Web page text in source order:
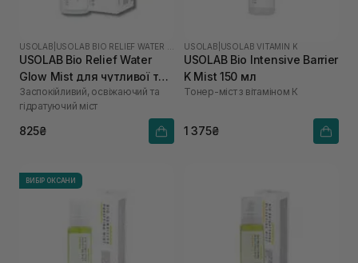
USOLAB
USOLAB Bio Relief Water
Glow Mist для чутливої та
подразненої шкіри 100 мл
Заспокійливий, освіжаючий та
гідратуючий міст
825₴
USOLAB USOLAB VITAMIN K
USOLAB Bio Intensive Barrier
K Mist 150 мл
Тонер-міст з вітаміном К
1 375₴
ВИБІР ОКСАНИ